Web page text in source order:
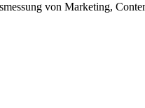
von Marketing,